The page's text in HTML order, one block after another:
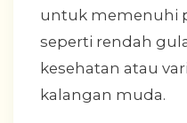
untuk memenuhi
seperti rendah
kesehatan atau
kalangan muda.